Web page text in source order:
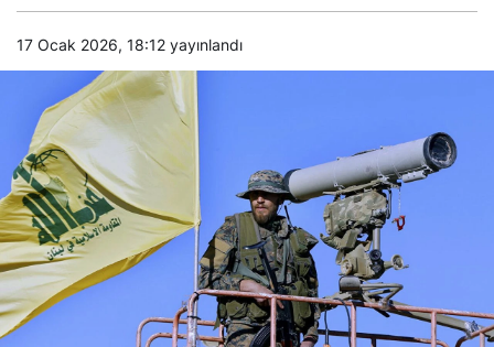
17 Ocak 2026, 18:12 yayınlandı